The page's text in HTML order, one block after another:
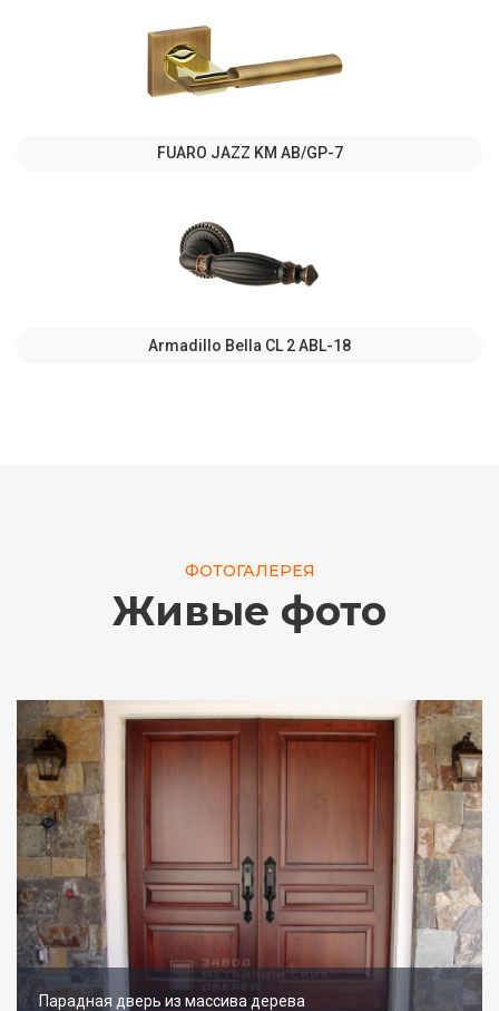
FUARO JAZZ KM AB/GP-7
Armadillo Bella CL 2 ABL-18
ФОТОГАЛЕРЕЯ
Живые фото
Парадная дверь из массива дерева